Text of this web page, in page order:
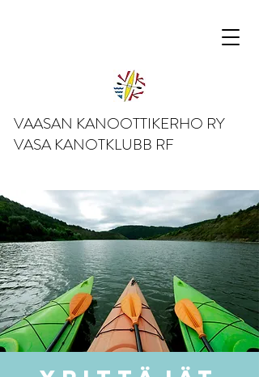
VAASAN KANOOTTIKERHO RY
VASA KANOTKLUBB RF